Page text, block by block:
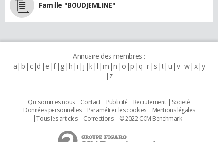
Famille "BOUDJEMLINE"
Annuaire des membres :
a b c d e f g h i j k l m n o p q r s t u v w x y
z
Qui sommes nous Contact Publicité Recrutement
Societé
Données personnelles
Paramétrer les cookies
Mentions légales
Tous les articles
Corrections © 2022 CCM Benchmark